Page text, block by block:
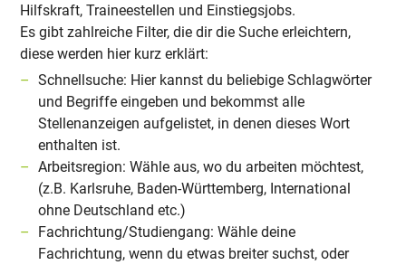
Hilfskraft, Traineestellen und Einstiegsjobs.
Es gibt zahlreiche Filter, die dir die Suche erleichtern,
diese werden hier kurz erklärt:
Schnellsuche: Hier kannst du beliebige Schlagwörter
und Begriffe eingeben und bekommst alle
Stellenanzeigen aufgelistet, in denen dieses Wort
enthalten ist.
Arbeitsregion: Wähle aus, wo du arbeiten möchtest,
(z.B. Karlsruhe, Baden-Württemberg, International
ohne Deutschland etc.)
Fachrichtung/Studiengang: Wähle deine
Fachrichtung, wenn du etwas breiter suchst, oder